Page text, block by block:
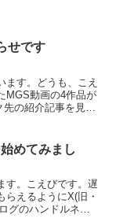
せです
す。どうも、こえ
MGS動画の4作品が
の紹介記事を見て
めてみまし
す。こえびです。遅
えるようにX(旧・
グのハンドルネー